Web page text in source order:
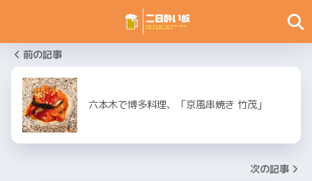
前の記事
六本木で博多料理、「京風串焼き 竹茂」
次の記事